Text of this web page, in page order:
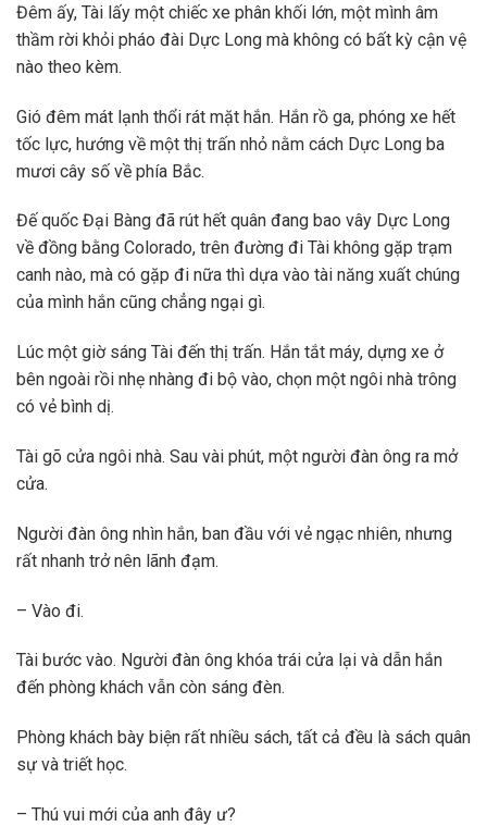
Đêm ấy, Tài lấy một chiếc xe phân khối lớn, một mình âm
thầm rời khỏi pháo đài Dực Long mà không có bất kỳ cận vệ
nào theo kèm.
Gió đêm mát lạnh thổi rát mặt hắn. Hắn rồ ga, phóng xe hết
tốc lực, hướng về một thị trấn nhỏ nằm cách Dực Long ba
mươi cây số về phía Bắc.
Đế quốc Đại Bàng đã rút hết quân đang bao vây Dực Long
về đồng bằng Colorado, trên đường đi Tài không gặp trạm
canh nào, mà có gặp đi nữa thì dựa vào tài năng xuất chúng
của mình hắn cũng chẳng ngại gì.
Lúc một giờ sáng Tài đến thị trấn. Hắn tắt máy, dựng xe ở
bên ngoài rồi nhẹ nhàng đi bộ vào, chọn một ngôi nhà trông
có vẻ bình dị.
Tài gõ cửa ngôi nhà. Sau vài phút, một người đàn ông ra mở
cửa.
Người đàn ông nhìn hắn, ban đầu với vẻ ngạc nhiên, nhưng
rất nhanh trở nên lãnh đạm.
– Vào đi.
Tài bước vào. Người đàn ông khóa trái cửa lại và dẫn hắn
đến phòng khách vẫn còn sáng đèn.
Phòng khách bày biện rất nhiều sách, tất cả đều là sách quân
sự và triết học.
– Thú vui mới của anh đây ư?